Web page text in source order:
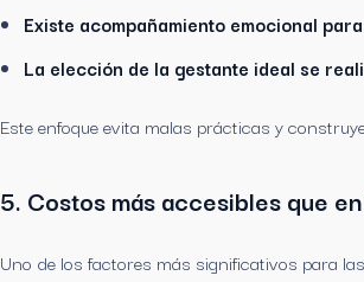
Existe acompañamiento emocional
La elección de la gestante ideal se
Este enfoque evita malas prácticas y
5. Costos más accesibles que
Uno de los factores más significativos para